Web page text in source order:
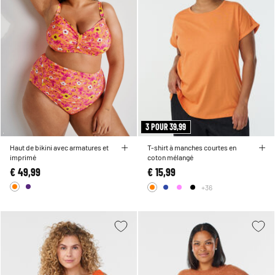
Haut de bikini avec armatures et
imprimé
€ 49,99
3 POUR 39,99
T-shirt à manches courtes en
coton mélangé
€ 15,99
+36